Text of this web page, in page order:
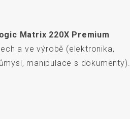
Matrix 220X Premium
a ve výrobě (elektronika,
manipulace s dokumenty).